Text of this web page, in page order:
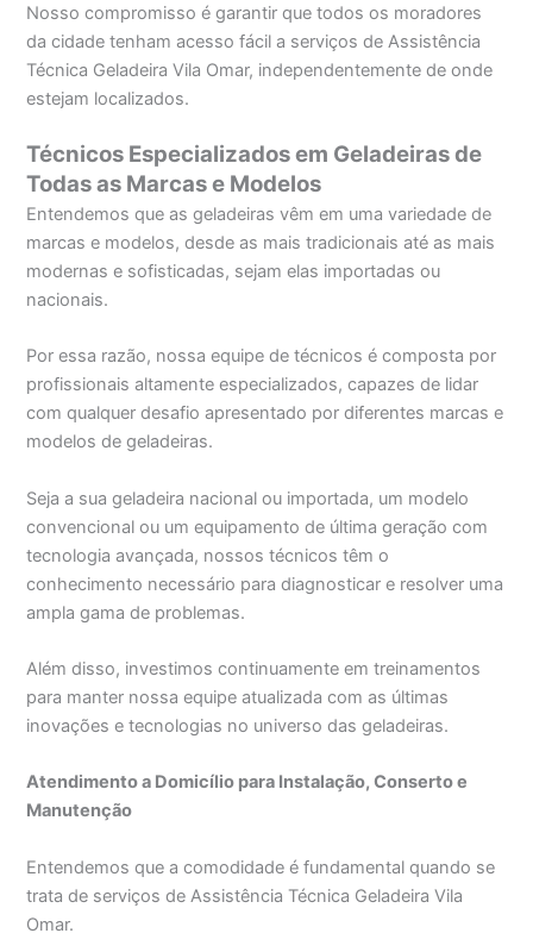
Nosso compromisso é garantir que todos os moradores
da cidade tenham acesso fácil a serviços de Assistência
Técnica Geladeira Vila Omar, independentemente de onde
estejam localizados.
Técnicos Especializados em Geladeiras de
Todas as Marcas e Modelos
Entendemos que as geladeiras vêm em uma variedade de
marcas e modelos, desde as mais tradicionais até as mais
modernas e sofisticadas, sejam elas importadas ou
nacionais.
Por essa razão, nossa equipe de técnicos é composta por
profissionais altamente especializados, capazes de lidar
com qualquer desafio apresentado por diferentes marcas e
modelos de geladeiras.
Seja a sua geladeira nacional ou importada, um modelo
convencional ou um equipamento de última geração com
tecnologia avançada, nossos técnicos têm o
conhecimento necessário para diagnosticar e resolver uma
ampla gama de problemas.
Além disso, investimos continuamente em treinamentos
para manter nossa equipe atualizada com as últimas
inovações e tecnologias no universo das geladeiras.
Atendimento a Domicílio para Instalação, Conserto e
Manutenção
Entendemos que a comodidade é fundamental quando se
trata de serviços de Assistência Técnica Geladeira Vila
Omar.